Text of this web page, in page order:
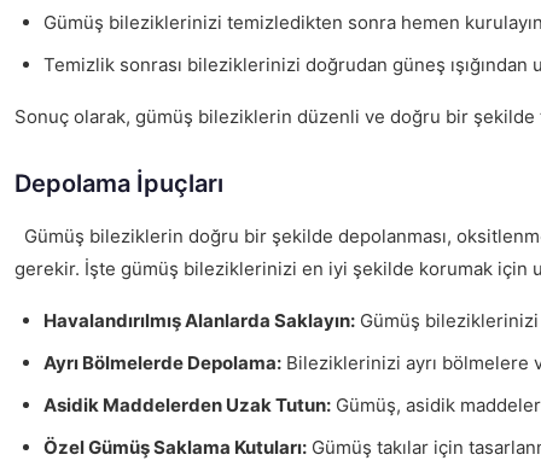
Gümüş bileziklerinizi temizledikten sonra hemen
Temizlik sonrası bileziklerinizi doğrudan güneş ışığından
Sonuç olarak, gümüş bileziklerin düzenli ve doğru bir şekilde
Depolama İpuçları
Gümüş bileziklerin doğru bir şekilde depolanması,
gerekir. İşte gümüş bileziklerinizi en iyi şekilde korumak için
Havalandırılmış Alanlarda Saklayın: Gümüş bileziklerinizi
Ayrı Bölmelerde Depolama: Bileziklerinizi ayrı bölmelere
Asidik Maddelerden Uzak Tutun: Gümüş, asidik
Özel Gümüş Saklama Kutuları: Gümüş takılar için